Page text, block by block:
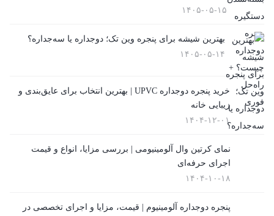
۱۴۰۵-۰۵-۱۵
بهترین شیشه برای پنجره وین تک؛ دوجداره یا سه‌جداره؟
۱۴۰۵-۰۵-۱۴
خرید پنجره دوجداره UPVC | بهترین انتخاب برای عایق‌بندی و
زیبایی خانه
۱۴۰۴-۱۲-۰۱
نمای کرتین وال آلومینیومی | بررسی مزایا، انواع و قیمت
اجرای حرفه‌ای
۱۴۰۴-۱۰-۱۸
پنجره دوجداره آلومینیوم | قیمت، مزایا و اجرای تخصصی در